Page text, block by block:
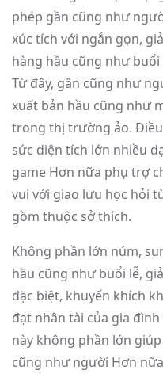
phép gần cũng như
xúc tích với ngắn gọn,
hàng hầu cũng như
Từ đây, gần cũng như
xuất bản hầu cũng như
trong thị trường ảo.
sức diện tích lớn nhiều
game Hơn nữa phụ trợ
vui với giao lưu học hỏi
gồm thuộc sở thích.
Không phần lớn núm,
hầu cũng như buổi lễ,
đặc biệt, khuyến khích
đạt nhân tài của gia
này không phần lớn
cũng như người Hơn